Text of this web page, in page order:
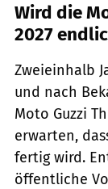
Wird die
2027
Zweieinhalb
und nach
Moto Guzzi
erwarten,
fertig wird.
öffentliche